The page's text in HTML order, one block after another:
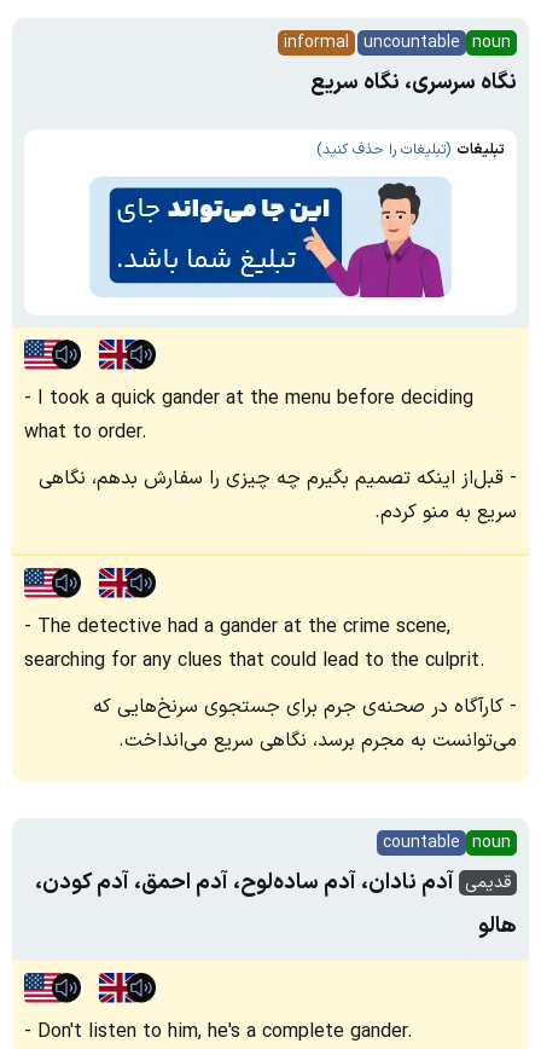
noun
uncountable
informal
نگاه سرسری، نگاه سریع
تبلیغات (تبلیغات را حذف کنید)
I took a quick gander at the menu before deciding
what to order.
قبل‌از اینکه تصمیم بگیرم چه چیزی را سفارش بدهم، نگاهی
سریع به منو کردم.
The detective had a gander at the crime scene,
searching for any clues that could lead to the culprit.
کارآگاه در صحنه‌ی جرم برای جستجوی سرنخ‌هایی که
می‌توانست به مجرم برسد، نگاهی سریع می‌انداخت.
noun
countable
قدیمی آدم نادان، آدم ساده‌لوح، آدم احمق، آدم کودن،
هالو
Don't listen to him, he's a complete gander.